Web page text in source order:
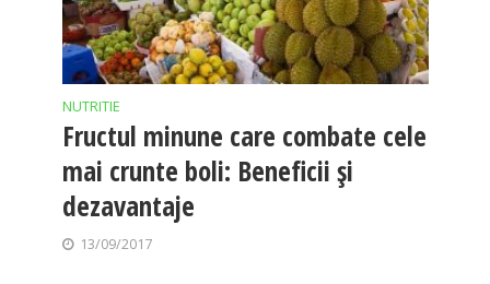
NUTRITIE
Fructul minune care combate cele
mai crunte boli: Beneficii și
dezavantaje
13/09/2017